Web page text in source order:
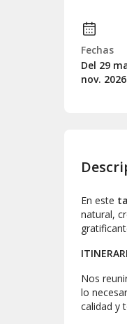
Fechas
Del 29
nov. 2026
En este
natural,
Nos
lo
calidad y